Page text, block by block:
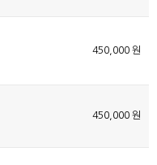
450,000 원
450,000 원